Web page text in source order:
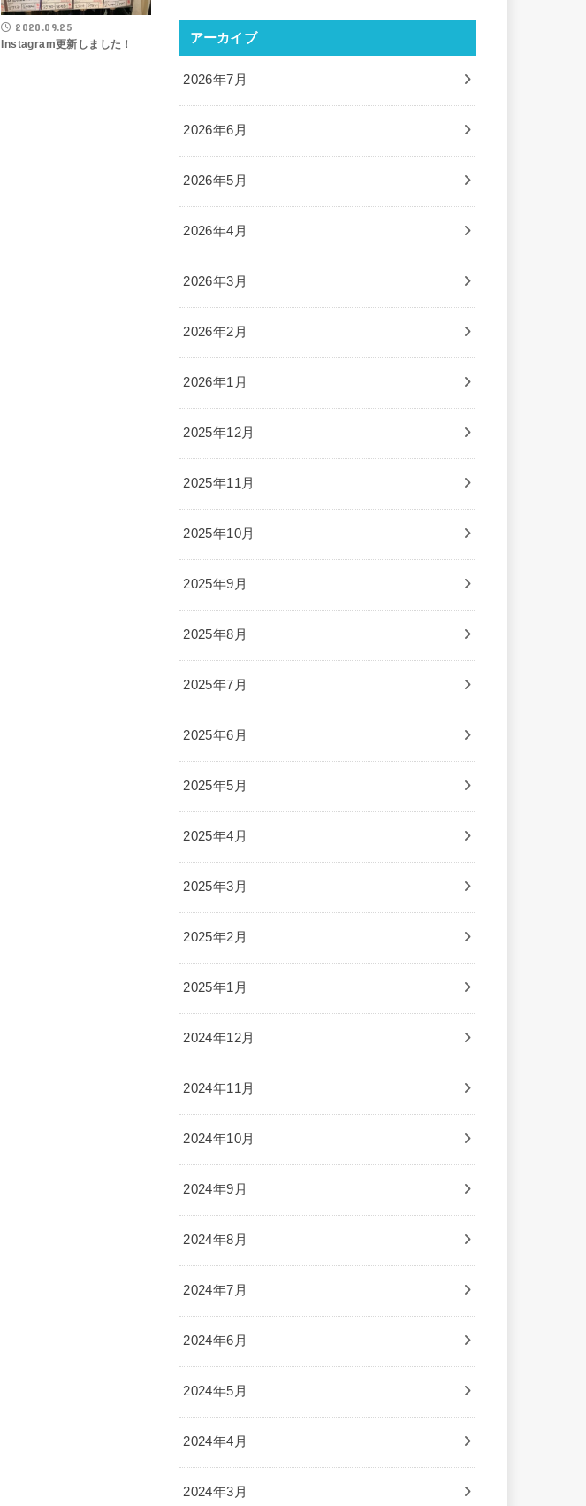
2020.09.25
Instagram更新しました！ アーカイブ
2026年7月
2026年6月
2026年5月
2026年4月
2026年3月
2026年2月
2026年1月
2025年12月
2025年11月
2025年10月
2025年9月
2025年8月
2025年7月
2025年6月
2025年5月
2025年4月
2025年3月
2025年2月
2025年1月
2024年12月
2024年11月
2024年10月
2024年9月
2024年8月
2024年7月
2024年6月
2024年5月
2024年4月
2024年3月